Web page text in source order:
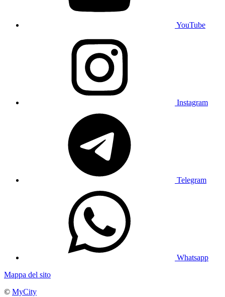
YouTube
Instagram
Telegram
Whatsapp
Mappa del sito
© MyCity